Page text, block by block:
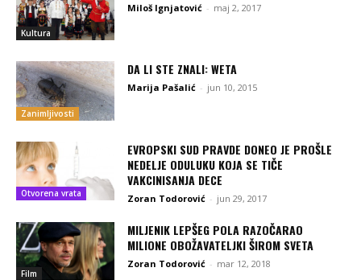
Kultura
Miloš Ignjatović - maj 2, 2017
Zanimljivosti
DA LI STE ZNALI: WETA
Marija Pašalić - jun 10, 2015
Otvorena vrata
EVROPSKI SUD PRAVDE DONEO JE PROŠLE
NEDELJE ODULUKU KOJA SE TIČE
VAKCINISANJA DECE
Zoran Todorović - jun 29, 2017
Film
MILJENIK LEPŠEG POLA RAZOČARAO
MILIONE OBOŽAVATELJKI ŠIROM SVETA
Zoran Todorović - mar 12, 2018